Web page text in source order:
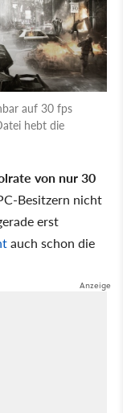
auf 30 fps
hebt die
von nur 30
Besitzern nicht
erst
auch schon die